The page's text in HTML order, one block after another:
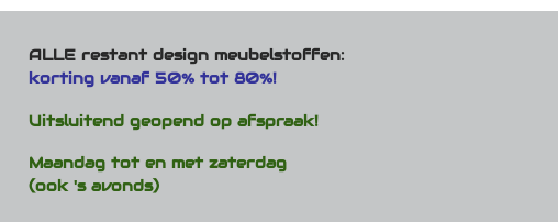
ALLE restant design meubelstoffen:
korting vanaf 50% tot 80%!
Uitsluitend geopend op afspraak!
Maandag tot en met zaterdag
(ook 's avonds)